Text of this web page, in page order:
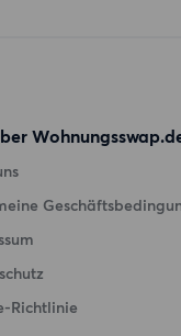
Richtlinie